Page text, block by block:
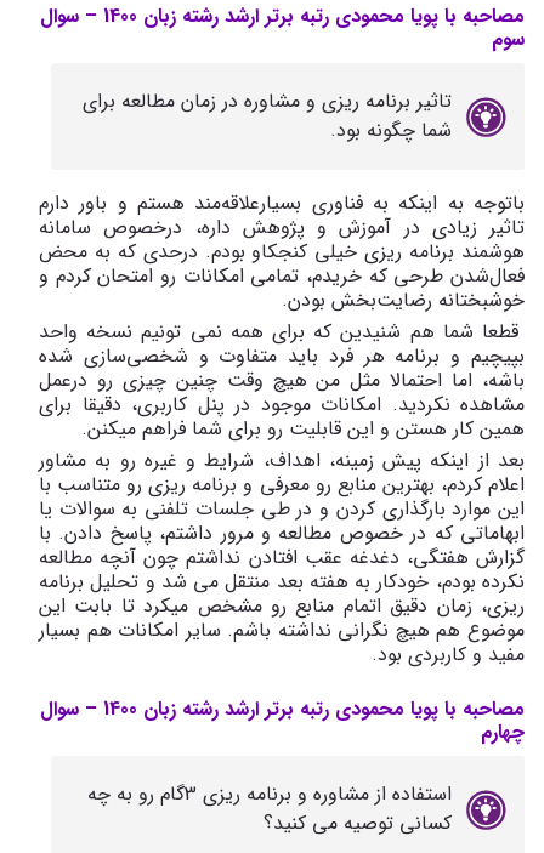
مصاحبه با پویا محمودی رتبه برتر ارشد رشته زبان 1400 – سوال
سوم
تاثیر برنامه ریزی و مشاوره در زمان مطالعه برای
شما چگونه بود.
باتوجه به اینکه به فناوری بسیارعلاقه‌مند هستم و باور دارم
تاثیر زیادی در آموزش و پژوهش داره، درخصوص سامانه
هوشمند برنامه ریزی خیلی کنجکاو بودم. درحدی که به محض
فعال‌شدن طرحی که خریدم، تمامی امکانات رو امتحان کردم و
خوشبختانه رضایت‌بخش بودن.
قطعا شما هم شنیدین که برای همه نمی تونیم نسخه واحد
بپیچیم و برنامه هر فرد باید متفاوت و شخصی‌سازی شده
باشه، اما احتمالا مثل من هیچ وقت چنین چیزی رو درعمل
مشاهده نکردید. امکانات موجود در پنل کاربری، دقیقا برای
همین کار هستن و این قابلیت رو برای شما فراهم میکنن.
بعد از اینکه پیش زمینه، اهداف، شرایط و غیره رو به مشاور
اعلام کردم، بهترین منابع رو معرفی و برنامه ریزی رو متناسب با
این موارد بارگذاری کردن و در طی جلسات تلفنی به سوالات یا
ابهاماتی که در خصوص مطالعه و مرور داشتم، پاسخ دادن. با
گزارش هفتگی، دغدغه عقب افتادن نداشتم چون آنچه مطالعه
نکرده بودم، خودکار به هفته بعد منتقل می شد و تحلیل برنامه
ریزی، زمان دقیق اتمام منابع رو مشخص میکرد تا بابت این
موضوع هم هیچ نگرانی نداشته باشم. سایر امکانات هم بسیار
مفید و کاربردی بود.
مصاحبه با پویا محمودی رتبه برتر ارشد رشته زبان 1400 – سوال
چهارم
استفاده از مشاوره و برنامه ریزی 3گام رو به چه
کسانی توصیه می کنید؟